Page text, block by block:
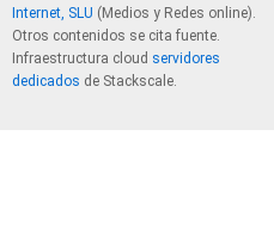
Internet, SLU (Medios y Redes online).
Otros contenidos se cita fuente.
Infraestructura cloud servidores
dedicados de Stackscale.